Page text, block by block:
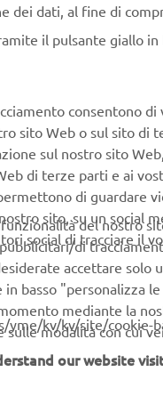
di Business
Delivery
eBike
da golf
soccorritori
guida
dei dati, al fine di
il pulsante giallo
consentono
sito Web o sul sito di
sul nostro sito
di terze parti e ai
di guardare
sito, su un social
social di tracciare il
del nostro
di
accettare solo
in basso
mediante la
modalità con cui
yme/kv/kv/site/cookie-
our website